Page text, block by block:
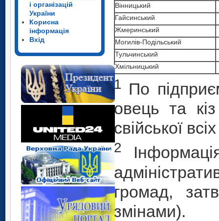
і організацій
України
Корисна
інформація
Вхід
Вінницький
Гайсинський
Жмеринський
Могилів-Подільський
Тульчинський
Хмільницький
1 По
овець та
свійської
2
громад,
змінами).